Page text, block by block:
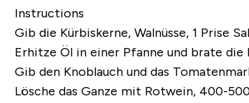
Instructions
Gib die Kürbiskerne, Walnüsse, 1 Prise
Erhitze Öl in einer Pfanne und brate die
Gib den Knoblauch und das
Lösche das Ganze mit Rotwein, 400-